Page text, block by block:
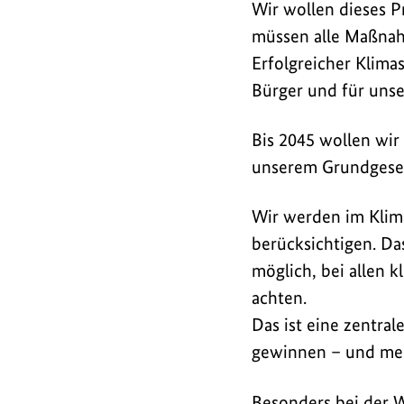
Wir wollen dieses
müssen alle
Erfolgreicher
Bürger und für
Bis 2045 wollen
unserem
Wir werden im
berücksichtigen.
möglich, bei allen
achten.
Das ist eine
gewinnen – und